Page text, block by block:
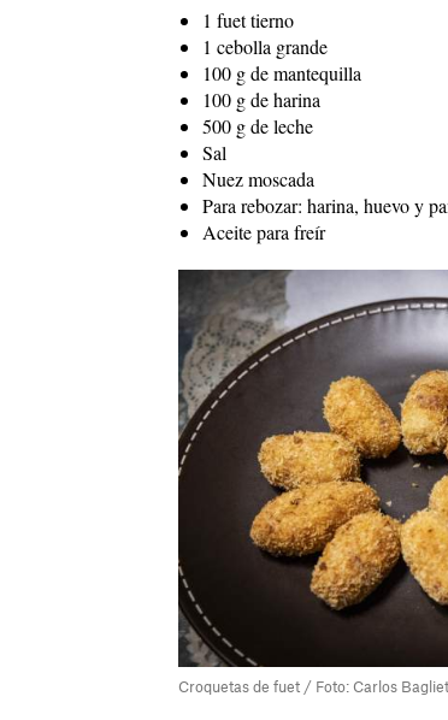
1 fuet tierno
1 cebolla grande
100 g de mantequilla
100 g de harina
500 g de leche
Sal
Nuez moscada
Para rebozar: harina, huevo y
Aceite para freír
Croquetas de fuet / Foto: Carlos